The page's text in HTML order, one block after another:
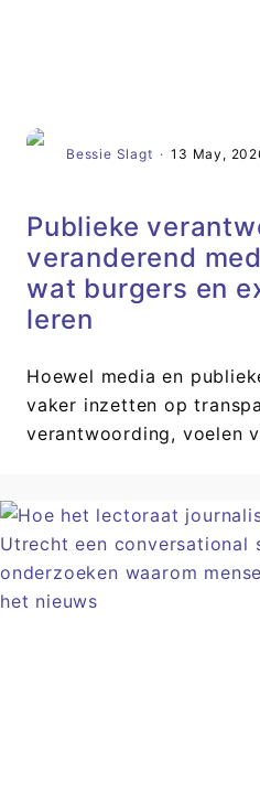
Bessie Slagt · 13 May,
Publieke
veranderend
wat burgers en
leren
Hoewel media en
vaker inzetten op
verantwoording, voelen